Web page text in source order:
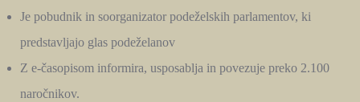
Je pobudnik in soorganizator podeželskih parlamentov, ki
predstavljajo glas podeželanov
Z e-časopisom informira, usposablja in povezuje preko 2.100
naročnikov.